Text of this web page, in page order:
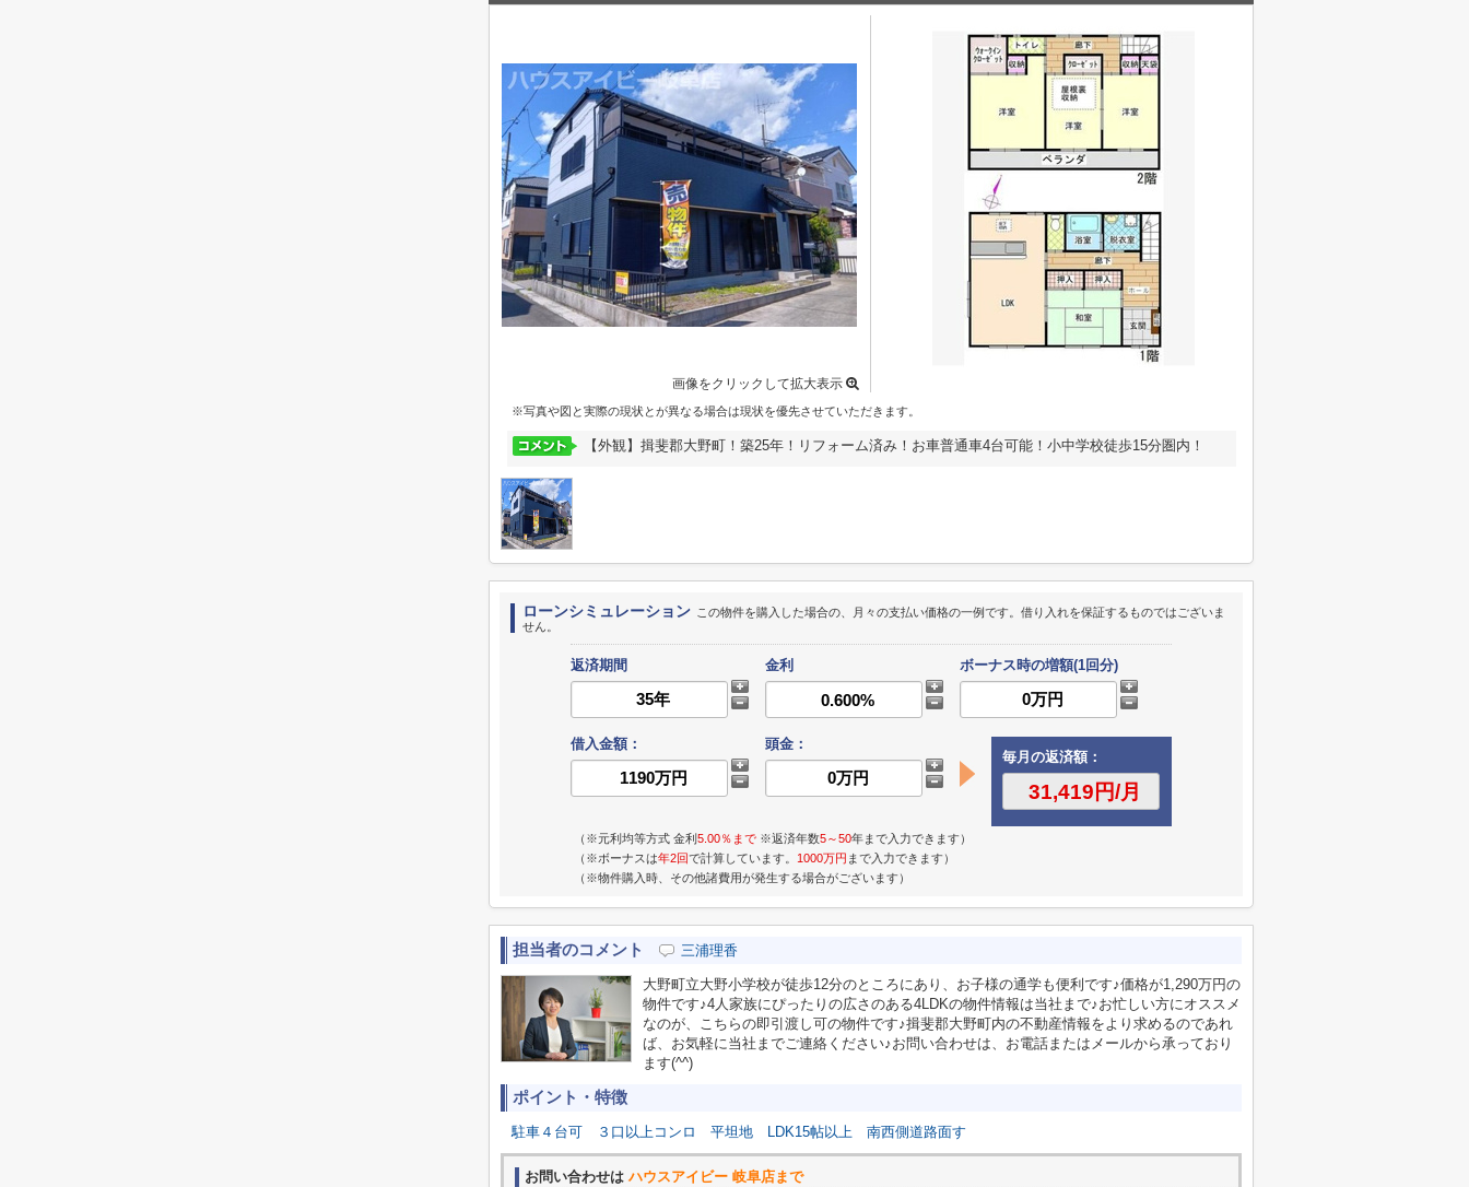
画像をクリックして拡大表示
※写真や図と実際の現状とが異なる場合は現状を優先させていただきます。
【外観】揖斐郡大野町！築25年！リフォーム済み！お車普通車4台可能！小中学校徒歩15分圏内！
ローンシミュレーション この物件を購入した場合の、月々の支払い価格の一例です。借り入れを保証するものではございま
せん。
返済期間 金利 ボーナス時の増額(1回分)
借入金額：
頭金：
毎月の返済額：
（※元利均等方式 金利5.00％まで ※返済年数5～50年まで入力できます）
（※ボーナスは年2回で計算しています。 1000万円 まで入力できます）
（※物件購入時、その他諸費用が発生する場合がございます）
担当者のコメント 三浦理香
大野町立大野小学校が徒歩12分のところにあり、お子様の通学も便利です♪価格が1,290万円の
物件です♪4人家族にぴったりの広さのある4LDKの物件情報は当社まで♪お忙しい方にオススメ
なのが、こちらの即引渡し可の物件です♪揖斐郡大野町内の不動産情報をより求めるのであれ
ば、お気軽に当社までご連絡ください♪お問い合わせは、お電話またはメールから承っており
ます(^^)
ポイント・特徴
駐車４台可 ３口以上コンロ 平坦地 LDK15帖以上 南西側道路面す
お問い合わせは ハウスアイビー 岐阜店まで